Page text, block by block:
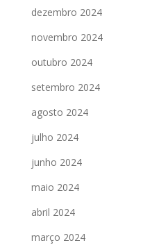
dezembro 2024
novembro 2024
outubro 2024
setembro 2024
agosto 2024
julho 2024
junho 2024
maio 2024
abril 2024
março 2024